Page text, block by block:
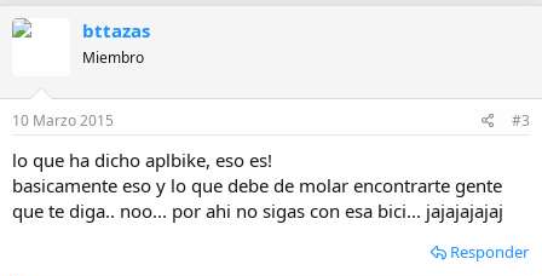
bttazas
Miembro
10 Marzo 2015 #3
lo que ha dicho aplbike, eso es!
basicamente eso y lo que debe de molar encontrarte gente
que te diga.. noo... por ahi no sigas con esa bici... jajajajajaj
Responder